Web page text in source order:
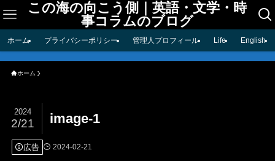
この海の向こう側｜英語・文学・時
事コラムのブログ
ホーム プライバシーポリシー 管理人プロフィール Life English
ホーム
image-1
2024
2/21
広告 2024-02-21